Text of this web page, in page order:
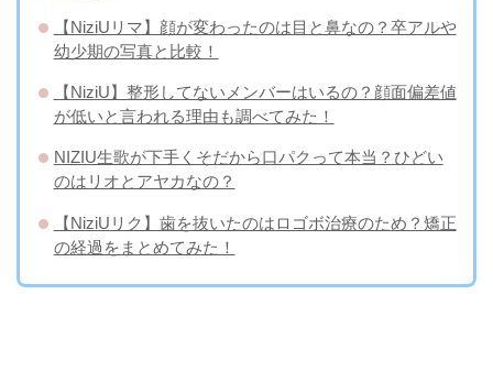
【NiziUリマ】顔が変わったのは目と鼻なの？卒アルや
幼少期の写真と比較！
【NiziU】整形してないメンバーはいるの？顔面偏差値
が低いと言われる理由も調べてみた！
NIZIU生歌が下手くそだから口パクって本当？ひどい
のはリオとアヤカなの？
【NiziUリク】歯を抜いたのはロゴボ治療のため？矯正
の経過をまとめてみた！